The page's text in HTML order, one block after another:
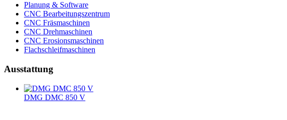
Planung & Software
CNC Bearbeitungszentrum
CNC Fräsmaschinen
CNC Drehmaschinen
CNC Erosionsmaschinen
Flachschleifmaschinen
Ausstattung
DMG DMC 850 V